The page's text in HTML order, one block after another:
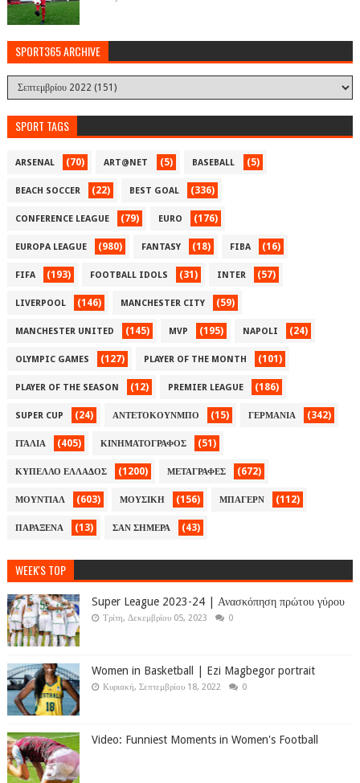
SPORT365 ARCHIVE
SPORT TAGS
ARSENAL (70) ART@NET (5) BASEBALL (5)
BEACH SOCCER (22) BEST GOAL (336)
CONFERENCE LEAGUE (79) EURO (176)
EUROPA LEAGUE (980) FANTASY (18) FIBA (16)
FIFA (193) FOOTBALL IDOLS (31) INTER (57)
LIVERPOOL (146) MANCHESTER CITY (59)
MANCHESTER UNITED (145) MVP (195) NAPOLI (24)
OLYMPIC GAMES (127) PLAYER OF THE MONTH (101)
PLAYER OF THE SEASON (12) PREMIER LEAGUE (186)
SUPER CUP (24) ΑΝΤΕΤΟΚΟΥΝΜΠΟ (15) ΓΕΡΜΑΝΙΑ (342)
ΙΤΑΛΙΑ (405) ΚΙΝΗΜΑΤΟΓΡΑΦΟΣ (51)
ΚΥΠΕΛΛΟ ΕΛΛΑΔΟΣ (1200) ΜΕΤΑΓΡΑΦΕΣ (672)
ΜΟΥΝΤΙΑΛ (603) ΜΟΥΣΙΚΗ (156) ΜΠΑΓΕΡΝ (112)
ΠΑΡΑΞΕΝΑ (13) ΣΑΝ ΣΗΜΕΡΑ (43)
WEEK'S TOP
Super League 2023-24 | Ανασκόπηση πρώτου γύρου
Τρίτη, Δεκεμβρίου 05, 2023 0
Women in Basketball | Ezi Magbegor portrait
Κυριακή, Σεπτεμβρίου 18, 2022 0
Video: Funniest Moments in Women's Football